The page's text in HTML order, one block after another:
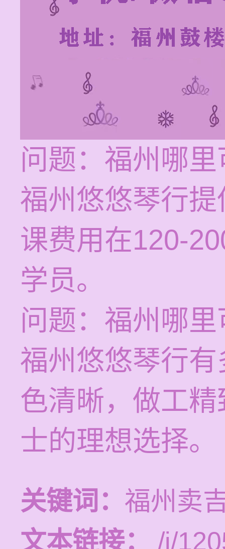
问题：福州哪
福州悠悠琴行
课费用在120-
学员。
问题：福州哪
福州悠悠琴行
色清晰，做工
士的理想选择。
关键词： 福州卖
文本链接：
/i/